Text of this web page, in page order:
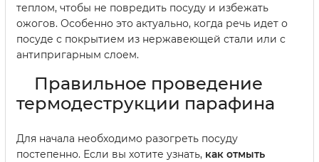
теплом, чтобы не повредить посуду и избежать
ожогов. Особенно это актуально, когда речь идет о
посуде с покрытием из нержавеющей стали или с
антипригарным слоем.
Правильное проведение
термодеструкции парафина
Для начала необходимо разогреть посуду
постепенно. Если вы хотите узнать, как отмыть